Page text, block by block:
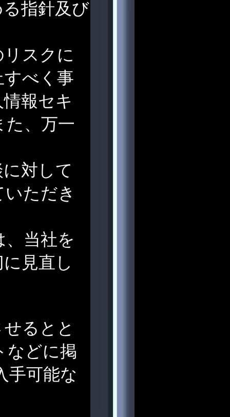
指針及び
スクに
べく事
報セキ
た、万一
対して
ただき
当社を
見直し
るとと
などに掲
手可能な